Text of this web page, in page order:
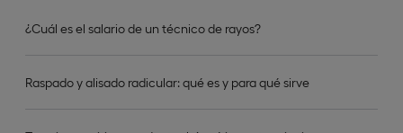
¿Cuál es el salario de un técnico de rayos?
Raspado y alisado radicular: qué es y para qué sirve